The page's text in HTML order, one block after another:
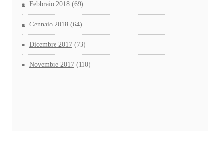
Febbraio 2018 (69)
Gennaio 2018 (64)
Dicembre 2017 (73)
Novembre 2017 (110)